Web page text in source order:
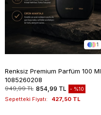
1
Renksiz Premium Parfüm 100 Ml
1085260208
949,99 TL 854,99 TL %10
Sepetteki Fiyatı: 427,50 TL